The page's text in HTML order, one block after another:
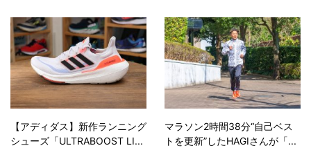
【アディダス】新作ランニング
シューズ「ULTRABOOST LI...
マラソン2時間38分“自己ベス
トを更新”したHAGIさんが「...